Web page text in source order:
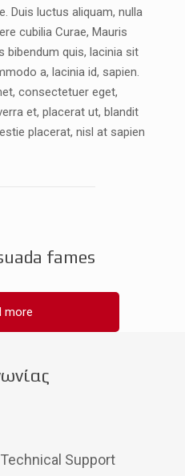
Duis luctus aliquam, nulla
cubilia Curae, Mauris
bibendum quis, lacinia sit
a, lacinia id, sapien.
consectetuer eget,
et, placerat ut, blandit
placerat, nisl at sapien
fames
more
Support